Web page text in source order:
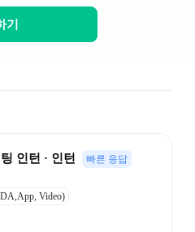
기
인턴 · 인턴
빠른 응답
Video)